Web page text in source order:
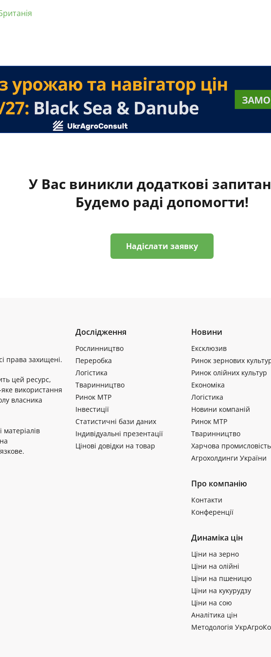
У Вас виникли додаткові
Будемо раді допомогти!
Надіслати заявку
права захищені.
цей ресурс,
використання
власника
Дослідження
Рослинництво
Переробка
Логістика
Тваринництво
Ринок МТР
Інвестиції
Статистичні бази даних
Індивідуальні презентації
Цінові довідки на товар
Новини
Ексклюзив
Ринок зернових
Ринок олійних культур
Економіка
Логістика
Новини компаній
Ринок МТР
Тваринництво
Харчова промисловість
Агрохолдинги України
Про компанію
Контакти
Конференції
Динаміка цін
Ціни на зерно
Ціни на олійні
Ціни на пшеницю
Ціни на кукурудзу
Ціни на сою
Аналітика цін
Методологія